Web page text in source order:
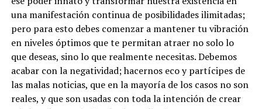
una manifestación continua de posibilidades ilimitadas;
pero para esto debes comenzar a mantener tu vibración
en niveles óptimos que te permitan atraer no solo lo
que deseas, sino lo que realmente necesitas. Debemos
acabar con la negatividad; hacernos eco y partícipes de
las malas noticias, que en la mayoría de los casos no son
reales, y que son usadas con toda la intención de crear